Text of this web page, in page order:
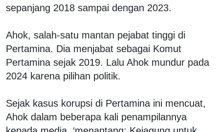
sepanjang 2018 sampai dengan 2023.
Ahok, salah-satu mantan pejabat tinggi di
Pertamina. Dia menjabat sebagai Komut
Pertamina sejak 2019. Lalu Ahok mundur pada
2024 karena pilihan politik.
Sejak kasus korupsi di Pertamina ini mencuat,
Ahok dalam beberapa kali penampilannya